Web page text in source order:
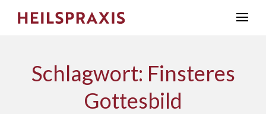
Schlagwort: Finsteres
Gottesbild